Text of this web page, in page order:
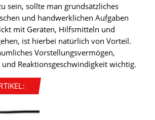
sein, sollte man grundsätzliches
und handwerklichen Aufgaben
mit Geräten, Hilfsmitteln und
ist hierbei natürlich von Vorteil.
Vorstellungsvermögen,
Reaktionsgeschwindigkeit wichtig.